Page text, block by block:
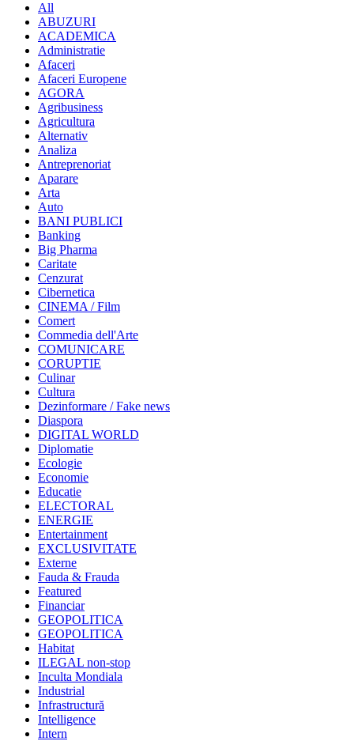
All
ABUZURI
ACADEMICA
Administratie
Afaceri
Afaceri Europene
AGORA
Agribusiness
Agricultura
Alternativ
Analiza
Antreprenoriat
Aparare
Arta
Auto
BANI PUBLICI
Banking
Big Pharma
Caritate
Cenzurat
Cibernetica
CINEMA / Film
Comert
Commedia dell'Arte
COMUNICARE
CORUPTIE
Culinar
Cultura
Dezinformare / Fake news
Diaspora
DIGITAL WORLD
Diplomatie
Ecologie
Economie
Educatie
ELECTORAL
ENERGIE
Entertainment
EXCLUSIVITATE
Externe
Fauda & Frauda
Featured
Financiar
GEOPOLITICA
GEOPOLITICA
Habitat
ILEGAL non-stop
Inculta Mondiala
Industrial
Infrastructură
Intelligence
Intern